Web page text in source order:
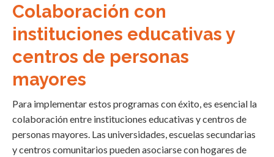
Colaboración con
instituciones educativas y
centros de personas
mayores
Para implementar estos programas con éxito, es esencial la
colaboración entre instituciones educativas y centros de
personas mayores. Las universidades, escuelas secundarias
y centros comunitarios pueden asociarse con hogares de